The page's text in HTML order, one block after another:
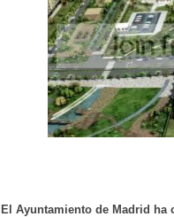
El Ayuntamiento de Madrid ha